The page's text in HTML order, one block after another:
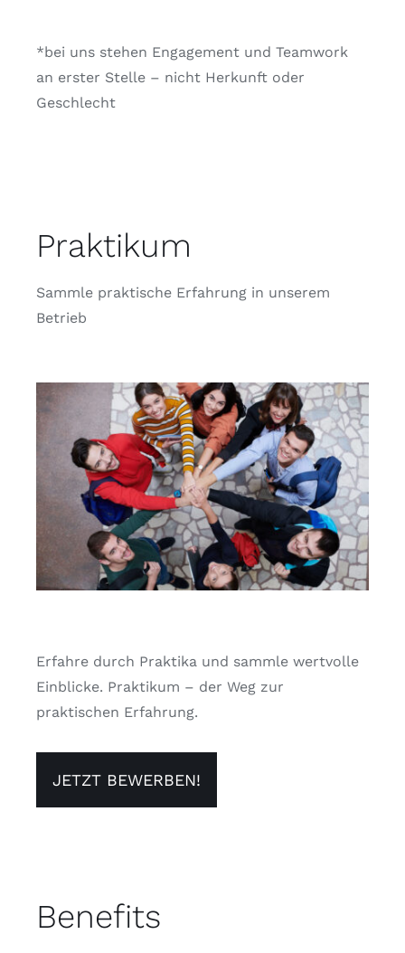
*bei uns stehen Engagement und Teamwork
an erster Stelle – nicht Herkunft oder
Geschlecht
Praktikum
Sammle praktische Erfahrung in unserem
Betrieb
Erfahre durch Praktika und sammle wertvolle
Einblicke. Praktikum – der Weg zur
praktischen Erfahrung.
JETZT BEWERBEN!
Benefits